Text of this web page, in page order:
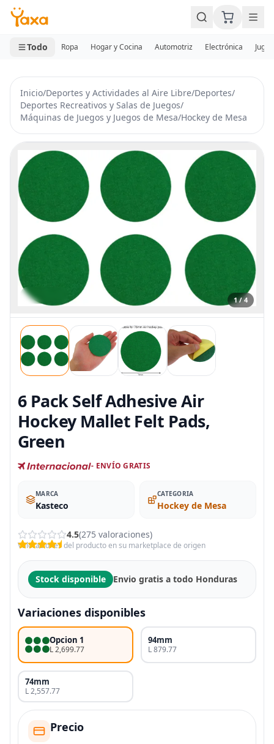
MINI CARRITO
0 productos
Todo Ropa Hogar y Cocina Automotriz Electrónica
Inicio/Deportes y Actividades al Aire Libre/Deportes/
Deportes Recreativos y Salas de Juegos/
Máquinas de Juegos y Juegos de Mesa/Hockey de Mesa
1 / 4
6 Pack Self Adhesive Air
Hockey Mallet Felt Pads,
Green
- ENVÍO GRATIS
MARCA
Kasteco
CATEGORIA
Hockey de Mesa
4.5(275 valoraciones)
Valoraciones del producto en su marketplace de origen
Stock disponible Envio gratis a todo Honduras
Variaciones disponibles
Opcion 1
L 2,699.77
94mm
L 879.77
74mm
L 2,557.77
Precio